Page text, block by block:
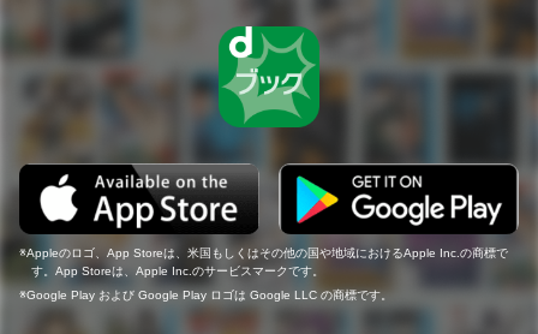
Appleのロゴ、App Storeは、米国もしくはその他の国や地域におけるApple Inc.の商標で
す。App Storeは、Apple Inc.のサービスマークです。
Google Play および Google Play ロゴは Google LLC の商標です。